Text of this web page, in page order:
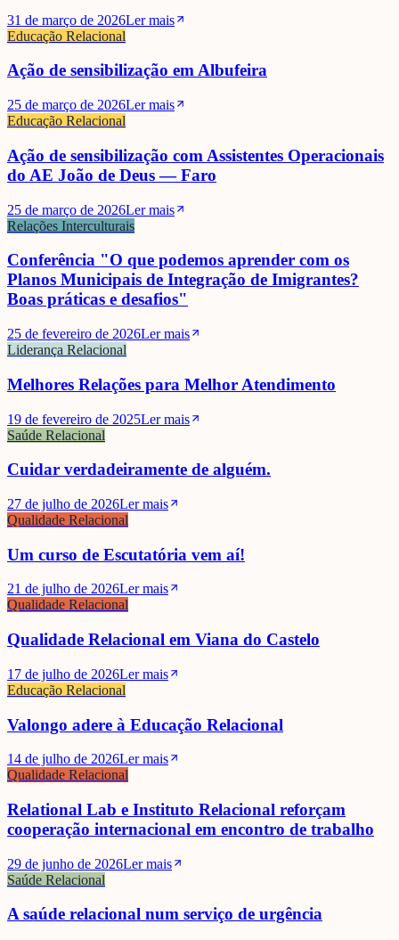
31 de março de 2026Ler mais
Educação Relacional
Ação de sensibilização em Albufeira
25 de março de 2026Ler mais
Educação Relacional
Ação de sensibilização com Assistentes Operacionais
do AE João de Deus — Faro
25 de março de 2026Ler mais
Relações Interculturais
Conferência "O que podemos aprender com os
Planos Municipais de Integração de Imigrantes?
Boas práticas e desafios"
25 de fevereiro de 2026Ler mais
Liderança Relacional
Melhores Relações para Melhor Atendimento
19 de fevereiro de 2025Ler mais
Saúde Relacional
Cuidar verdadeiramente de alguém.
27 de julho de 2026Ler mais
Qualidade Relacional
Um curso de Escutatória vem aí!
21 de julho de 2026Ler mais
Qualidade Relacional
Qualidade Relacional em Viana do Castelo
17 de julho de 2026Ler mais
Educação Relacional
Valongo adere à Educação Relacional
14 de julho de 2026Ler mais
Qualidade Relacional
Relational Lab e Instituto Relacional reforçam
cooperação internacional em encontro de trabalho
29 de junho de 2026Ler mais
Saúde Relacional
A saúde relacional num serviço de urgência